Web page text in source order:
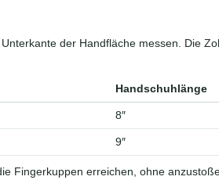
der Handfläche messen. Die
Handschuhlänge
8″
9″
Fingerkuppen erreichen, ohne